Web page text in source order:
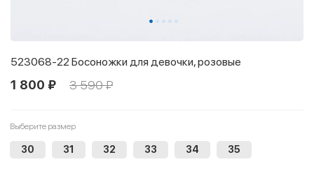
523068-22 Босоножки для девочки, розовые
1 800 ₽ 3 590 ₽
Выберите размер
30 31 32 33 34 35